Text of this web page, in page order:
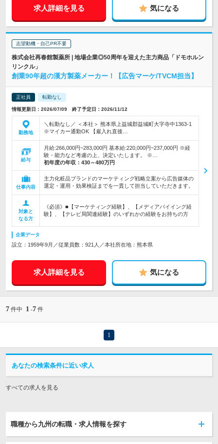
求人詳細を見る 気になる
志望動機・自己PR不要
株式会社再春館製薬所 | 地場企業◎50周年を迎えた主力商品「ドモホルン
リンクル」
創業90年超の漢方製薬メーカー！【広告マーケ/TVCM担当】
正社員 転勤なし
情報更新日：2026/07/09 終了予定日：2026/11/12
勤務地
＼転勤なし／ ＜本社＞ 熊本県上益城郡益城町大字寺中1363-1
※マイカー通勤OK 【雇入れ直後…
給与
月給:266,000円~283,000円 基本給:220,000円~237,000円 ※経
験・能力など考慮の上、決定いたします。 ※…
初年度の年収： 430～480万円
仕事内容
主力化粧品ブランドのマーケティング戦略立案から広告媒体の
選定・運用・効果検証までを一貫して担当していただきます。
対象と
なる方
《必須》■【マーケティング経験】、【メディアバイイング経
験】、【テレビ局関連経験】のいずれかの経験をお持ちの方
企業データ
設立：1959年9月／従業員数：921人／本社所在地：熊本県
求人詳細を見る 気になる
7 件中 1 -7 件
1
あなたの検索条件に近い求人
すべての求人を見る
職種から九州の転職・求人情報を探す